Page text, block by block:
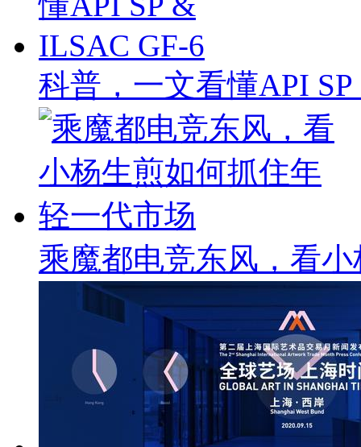
科普，一文看懂API
乘魔都电竞东风，看